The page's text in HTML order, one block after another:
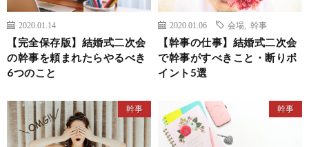
2020.01.14
【完全保存版】結婚式二次会
の幹事を頼まれたらやるべき
6つのこと
2020.01.06 会場 幹事
【幹事の仕事】結婚式二次会
で幹事がすべきこと・断りポ
イント5選
幹事 幹事